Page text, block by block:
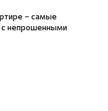
– самые
непрошенными